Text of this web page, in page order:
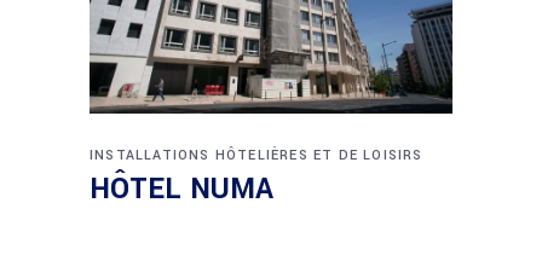
INSTALLATIONS HÔTELIÈRES ET DE LOISIRS
HÔTEL NUMA